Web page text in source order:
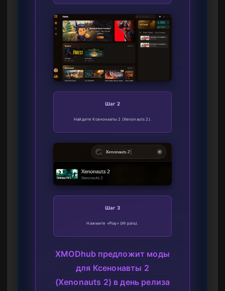
Шаг 2
Найдите Ксенонавты 2 (Xenonauts 2).
Шаг 3
Нажмите «Play» (Играть).
XMODhub предложит моды
для Ксенонавты 2
(Xenonauts 2) в день релиза